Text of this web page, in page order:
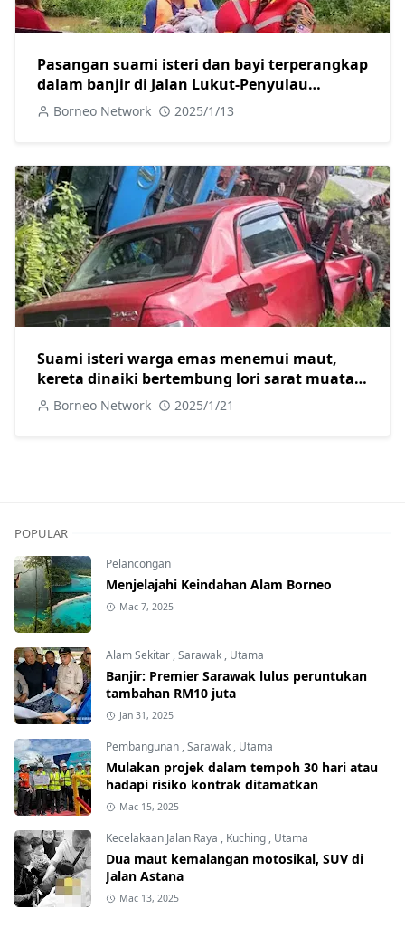
Pasangan suami isteri dan bayi terperangkap
dalam banjir di Jalan Lukut-Penyulau
diselamatkan.
Borneo Network 2025/1/13
Suami isteri warga emas menemui maut,
kereta dinaiki bertembung lori sarat muatan
batu di Jalan Trusan Lawas
Borneo Network 2025/1/21
POPULAR
Pelancongan
Menjelajahi Keindahan Alam Borneo
Mac 7, 2025
Alam Sekitar ,Sarawak , Utama
Banjir: Premier Sarawak lulus peruntukan
tambahan RM10 juta
Jan 31, 2025
Pembangunan ,Sarawak , Utama
Mulakan projek dalam tempoh 30 hari atau
hadapi risiko kontrak ditamatkan
Mac 15, 2025
Kecelakaan Jalan Raya , Kuching , Utama
Dua maut kemalangan motosikal, SUV di
Jalan Astana
Mac 13, 2025